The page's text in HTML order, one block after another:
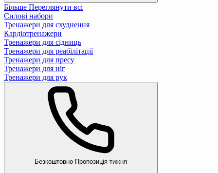
Більше Переглянути всі
Силові набори
Тренажери для схуднення
Кардіотренажери
Тренажери для сідниць
Тренажери для реабілітації
Тренажери для пресу
Тренажери для ніг
Тренажери для рук
Безкоштовно Пропозиція тижня